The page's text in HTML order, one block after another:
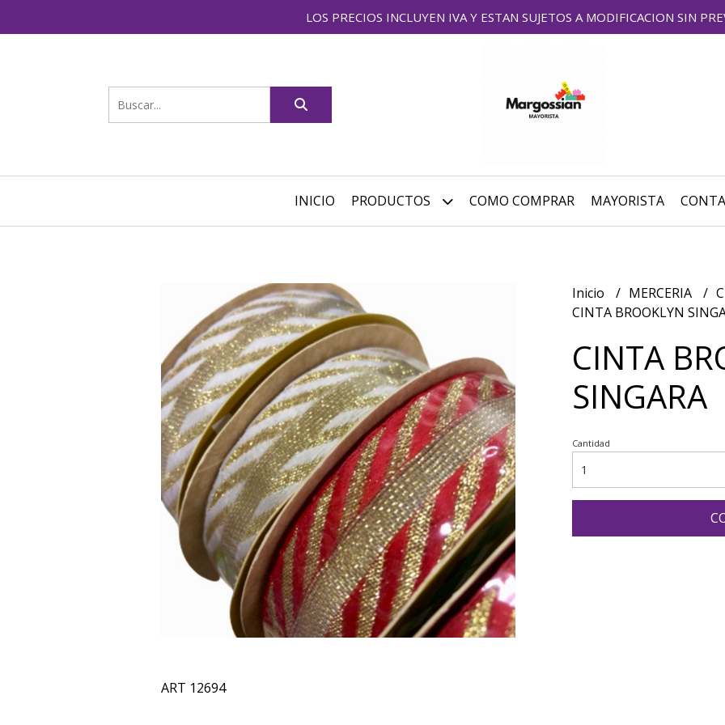
LOS PRECIOS INCLUYEN IVA Y ESTAN SUJETOS A MODIFICACION SIN
INICIO PRODUCTOS COMO COMPRAR MAYORISTA
ART 12694
Inicio MERCERIA
CINTA BROOKLYN
CINTA
SINGARA
Cantidad